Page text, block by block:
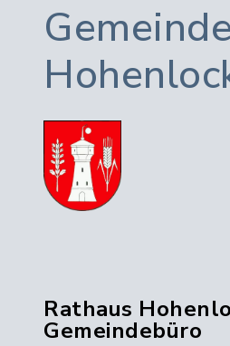
Gemeinde
Rathaus
Gemeindebüro